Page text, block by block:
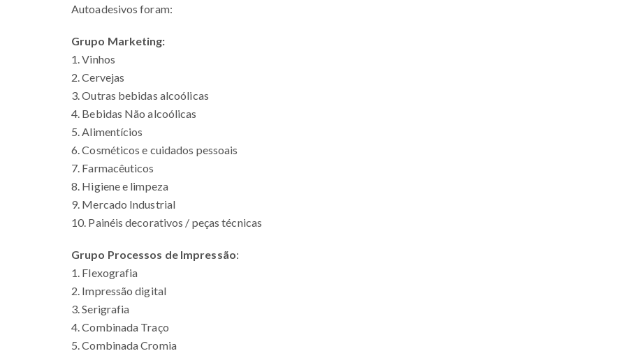
Autoadesivos foram:
Grupo Marketing:
1. Vinhos
2. Cervejas
3. Outras bebidas alcoólicas
4. Bebidas Não alcoólicas
5. Alimentícios
6. Cosméticos e cuidados pessoais
7. Farmacêuticos
8. Higiene e limpeza
9. Mercado Industrial
10. Painéis decorativos / peças técnicas
Grupo Processos de Impressão:
1. Flexografia
2. Impressão digital
3. Serigrafia
4. Combinada Traço
5. Combinada Cromia